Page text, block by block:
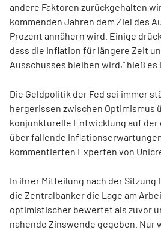
andere Faktoren zurückgehalten
kommenden Jahren dem Ziel des
Prozent annähern wird. Einige
dass die Inflation für längere Zeit
Ausschusses bleiben wird," hieß es
Die Geldpolitik der Fed sei immer
hergerissen zwischen Optimismus
konjunkturelle Entwicklung auf der
über fallende
kommentierten Experten von
In ihrer Mitteilung nach der Sitzung
die Zentralbanker die Lage am
optimistischer bewertet als zuvor
nahende Zinswende gegeben. Nur